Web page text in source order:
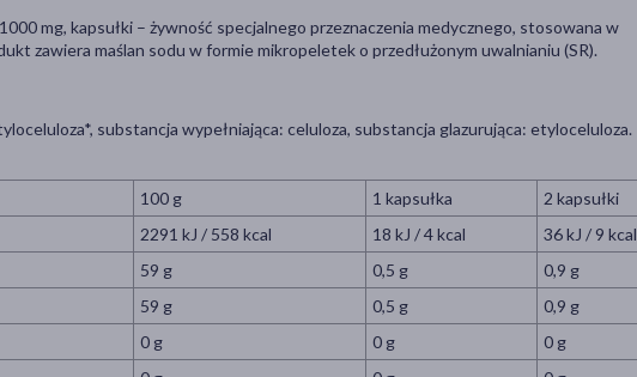
mg, kapsułki – żywność specjalnego przeznaczenia medycznego, stosowana w
zawiera maślan sodu w formie mikropeletek o przedłużonym uwalnianiu (SR).
substancja wypełniająca: celuloza, substancja glazurująca: etyloceluloza.
100 g 1 kapsułka
2 kapsułki
2291 kJ / 558 kcal 18 kJ / 4 kcal
36 kJ / 9 kcal
59 g 0,5 g
0,9 g
59 g 0,5 g
0,9 g
0 g 0 g
0 g